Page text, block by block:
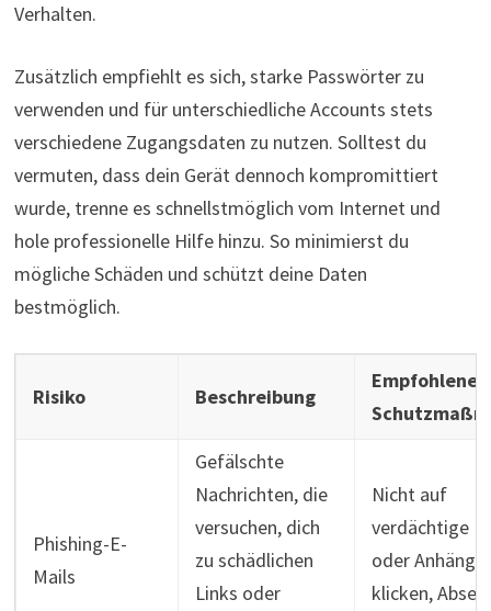
Verhalten.
Zusätzlich empfiehlt es sich, starke Passwörter zu
verwenden und für unterschiedliche Accounts stets
verschiedene Zugangsdaten zu nutzen. Solltest du
vermuten, dass dein Gerät dennoch kompromittiert
wurde, trenne es schnellstmöglich vom Internet und
hole professionelle Hilfe hinzu. So minimierst du
mögliche Schäden und schützt deine Daten
bestmöglich.
Risiko Beschreibung
Empfohlene
Phishing-E-
Mails
Gefälschte
Nachrichten, die
versuchen, dich
zu schädlichen
Links oder
Nicht auf
verdächtige
oder Anhänge
klicken,